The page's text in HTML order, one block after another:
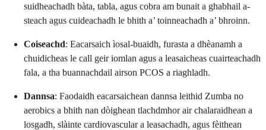
suidheachadh bàta, tabla, agus cobra am bunait a ghabhail a-
steach agus cuideachadh le bhith a’ toinneachadh a’ bhroinn.
Coiseachd: Eacarsaich ìosal-buaidh, furasta a dhèanamh a
chuidicheas le call geir iomlan agus a leasaicheas cuairteachadh
fala, a tha buannachdail airson PCOS a riaghladh.
Dannsa: Faodaidh eacarsaichean dannsa leithid Zumba no
aerobics a bhith nan dòighean tlachdmhor air chalaraidhean a
losgadh, slàinte cardiovascular a leasachadh, agus fèithean